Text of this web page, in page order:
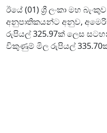
ඊයේ (01) ශ්‍රී ලංකා මහ
අනුපාතිකයන්ට අනුව,
රුපියල් 325.97ක් ලෙස
විකුණුම් මිල රුපියල්